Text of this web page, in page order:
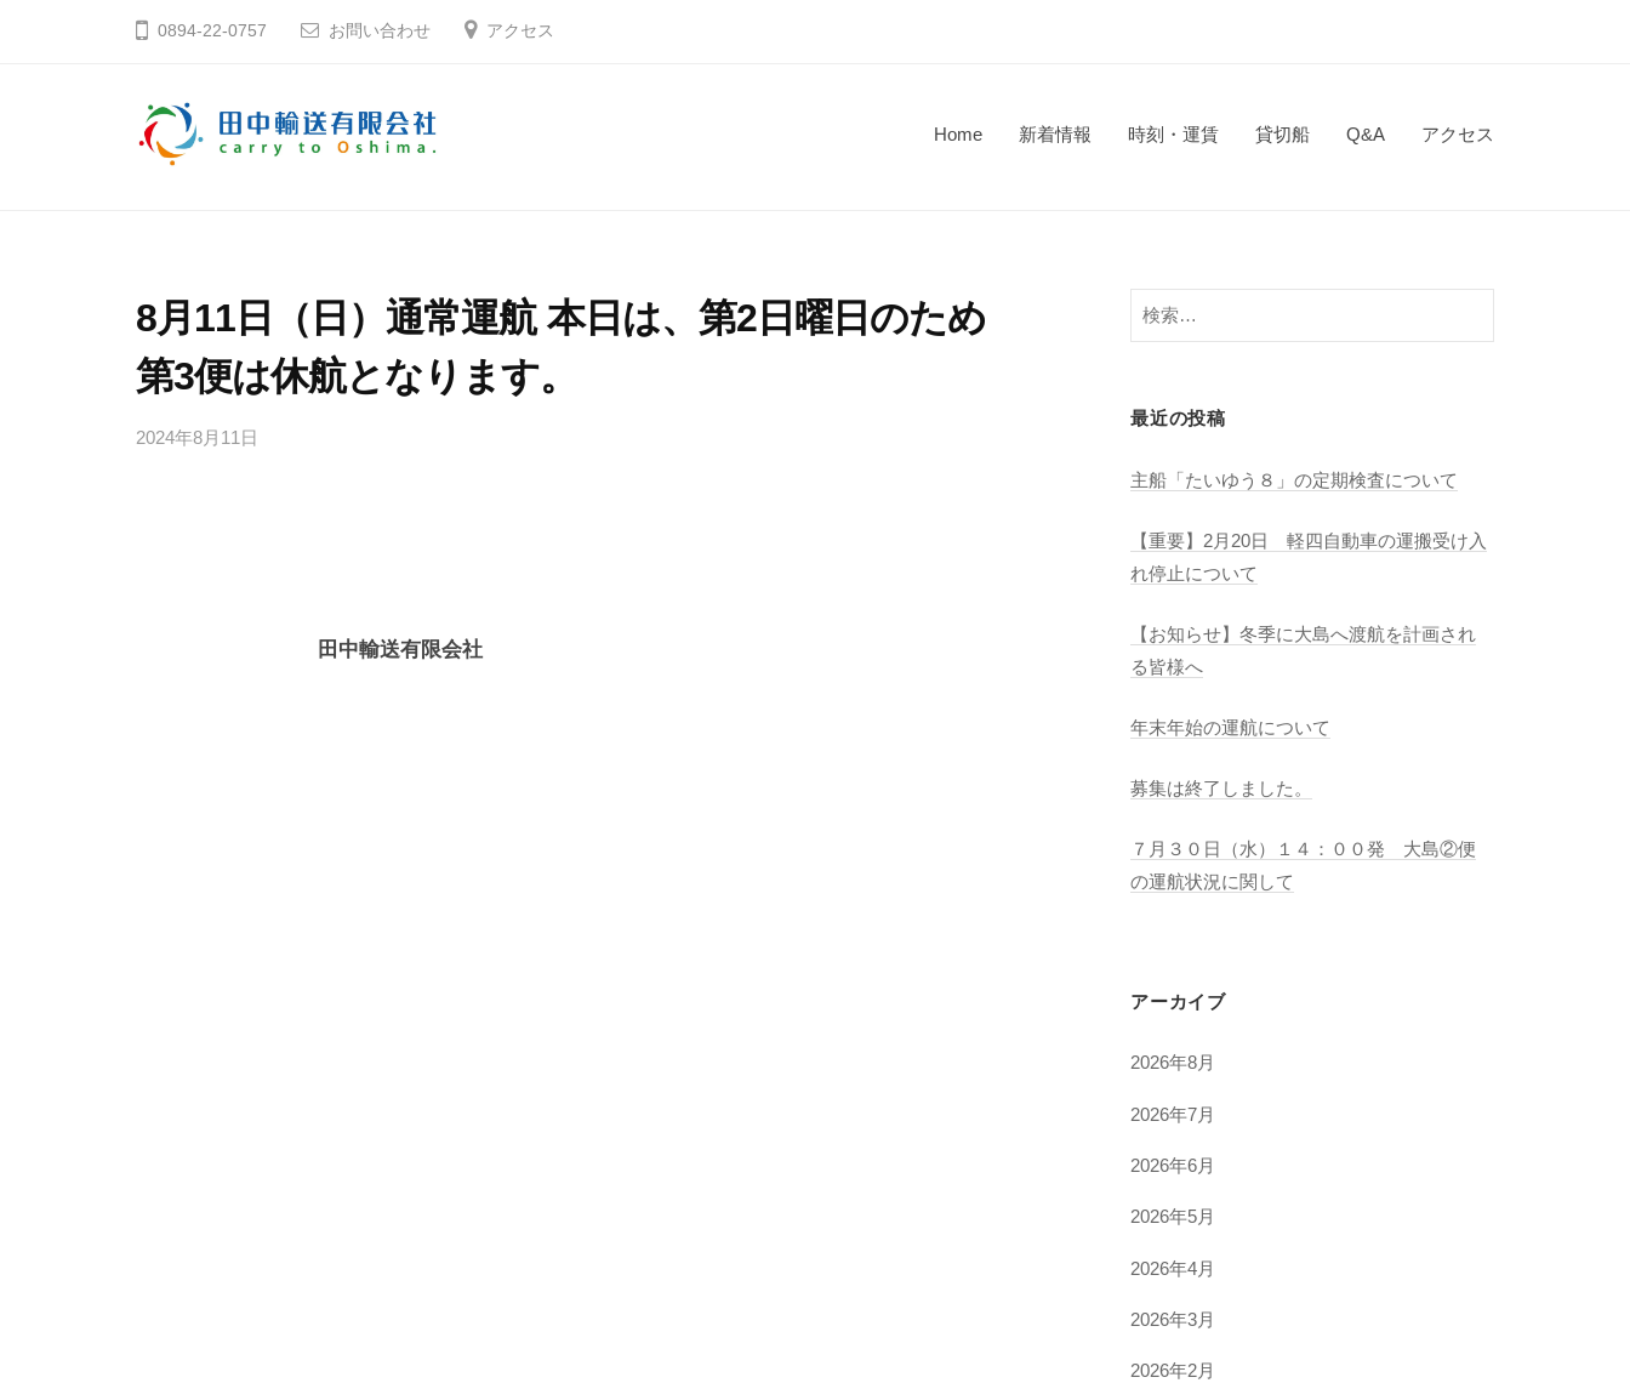
0894-22-0757 お問い合わせ アクセス
送
有
限
会
島
へ
行
こ
Home 新着情報 時刻・運賃 貸切船 Q&A アクセス
8月11日（日）通常運航 本日は、第2日曜日のため
第3便は休航となります。
2024年8月11日
田中輸送有限会社
検
索:
最近の投稿
主船「たいゆう８」の定期検査について
【重要】2月20日 軽四自動車の運搬受け入
れ停止について
【お知らせ】冬季に大島へ渡航を計画され
る皆様へ
年末年始の運航について
募集は終了しました。
７月３０日（水）１４：００発 大島②便
の運航状況に関して
アーカイブ
2026年8月
2026年7月
2026年6月
2026年5月
2026年4月
2026年3月
2026年2月
中
送
有